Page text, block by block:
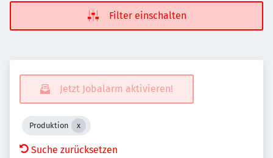
Filter einschalten
Jetzt Jobalarm aktivieren!
Produktion
Suche zurücksetzen